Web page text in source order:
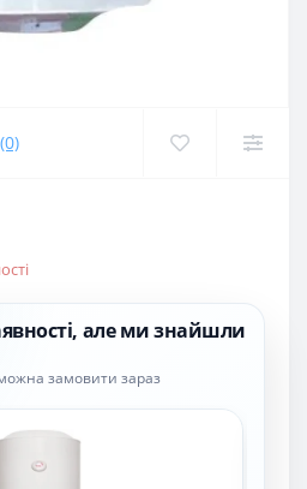
(0)
але ми знайшли
замовити зараз